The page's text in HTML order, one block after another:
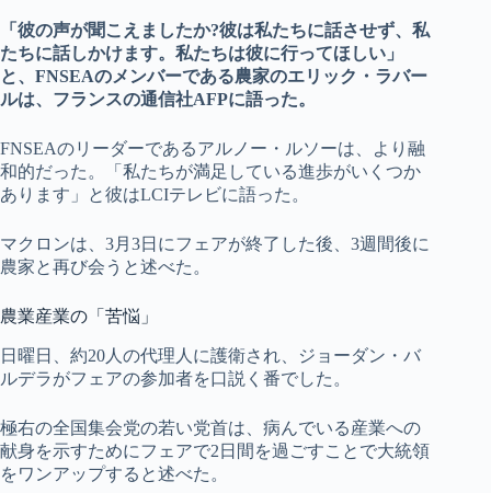
「彼の声が聞こえましたか?彼は私たちに話させず、私
たちに話しかけます。私たちは彼に行ってほしい」
と、FNSEAのメンバーである農家のエリック・ラバー
ルは、フランスの通信社AFPに語った。
FNSEAのリーダーであるアルノー・ルソーは、より融
和的だった。「私たちが満足している進歩がいくつか
あります」と彼はLCIテレビに語った。
マクロンは、3月3日にフェアが終了した後、3週間後に
農家と再び会うと述べた。
農業産業の「苦悩」
日曜日、約20人の代理人に護衛され、ジョーダン・バ
ルデラがフェアの参加者を口説く番でした。
極右の全国集会党の若い党首は、病んでいる産業への
献身を示すためにフェアで2日間を過ごすことで大統領
をワンアップすると述べた。